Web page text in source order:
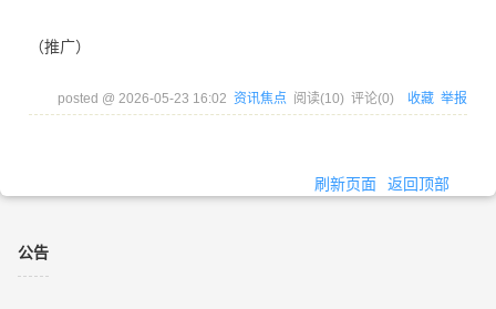
（推广）
posted @ 2026-05-23 16:02 资讯焦点 阅读(10) 评论(0) 收藏 举报
刷新页面 返回顶部
公告